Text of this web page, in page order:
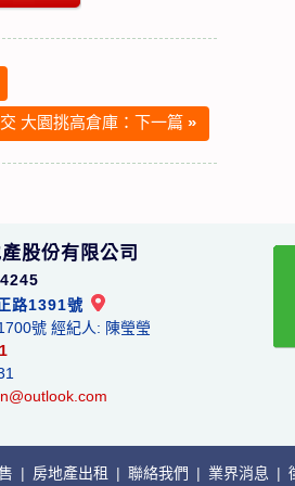
大園挑高倉庫：下一篇 »
股份有限公司
路1391號
號 經紀人: 陳瑩瑩
| 房地產出租 | 聯絡我們 | 業界消息 |